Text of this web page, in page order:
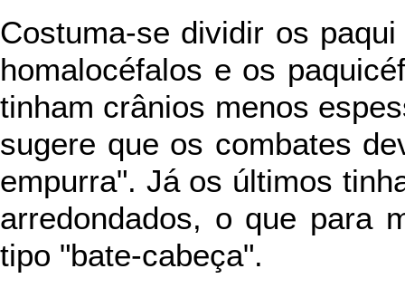
Costuma-se dividir os
homalocéfalos e os
tinham crânios menos
sugere que os combates
empurra". Já os últimos
arredondados, o que para
tipo "bate-cabeça".